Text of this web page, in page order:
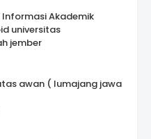
Akademik
universitas
jember
awan ( lumajang jawa